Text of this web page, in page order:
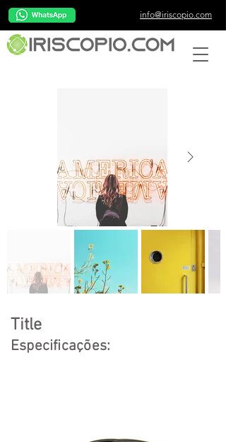
info@iriscopio.com
Title
Especificações: